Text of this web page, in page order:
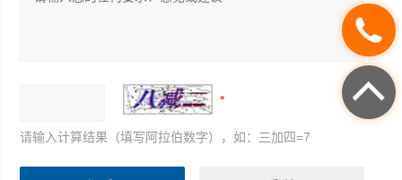
请输入计算结果（填写阿拉伯数字），如：三加四=7